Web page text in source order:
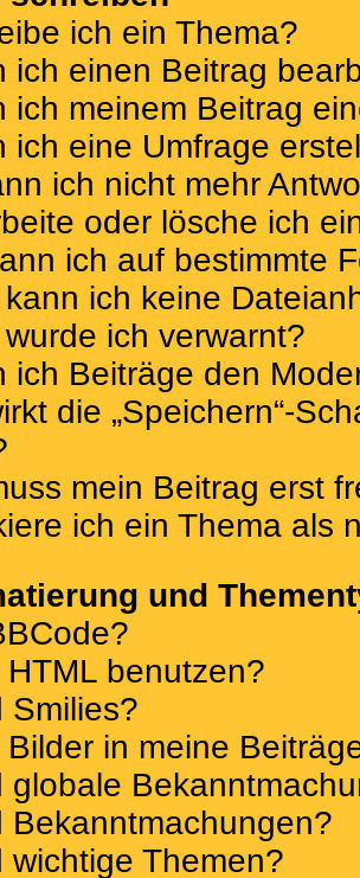
ich ein Thema?
ich einen Beitrag
ich meinem Beitrag
ich eine Umfrage
ich nicht mehr
oder lösche ich
ich auf bestimmte
ich keine
ich verwarnt?
ich Beiträge den
die „Speichern“-
mein Beitrag erst
ich ein Thema als
und
benutzen?
Smilies?
Bilder in meine
globale
Bekanntmachungen?
wichtige Themen?